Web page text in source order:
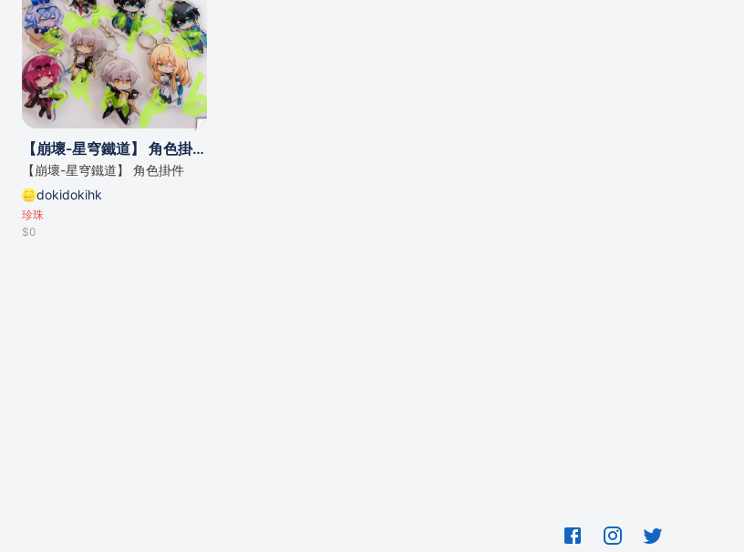
【崩壞-星穹鐵道】 角色掛件
【崩壞-星穹鐵道】 角色掛件
dokidokihk
珍珠
$0